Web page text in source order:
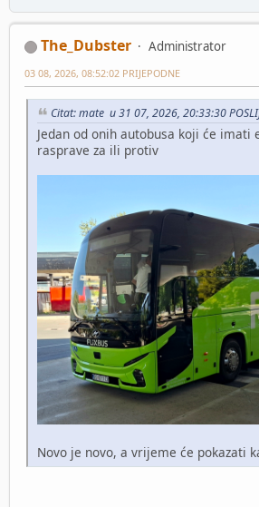
The_Dubster
Administrator
03 08, 2026, 08:52:02 PRIJEPODNE
Citat: mate u 31 07, 2026, 20:33:30
Jedan od onih autobusa koji će imati
rasprave za ili protiv
Novo je novo, a vrijeme će pokazati